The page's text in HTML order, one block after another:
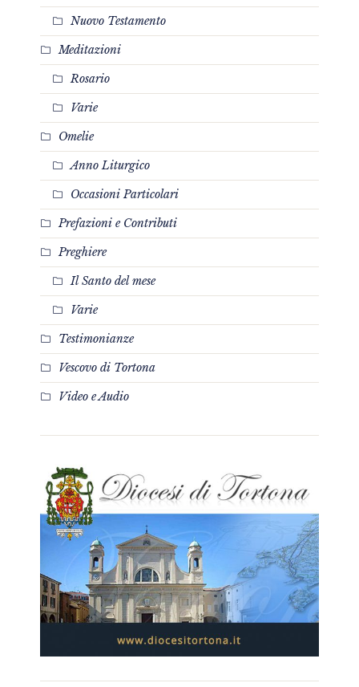
Nuovo Testamento
Meditazioni
Rosario
Varie
Omelie
Anno Liturgico
Occasioni Particolari
Prefazioni e Contributi
Preghiere
Il Santo del mese
Varie
Testimonianze
Vescovo di Tortona
Video e Audio